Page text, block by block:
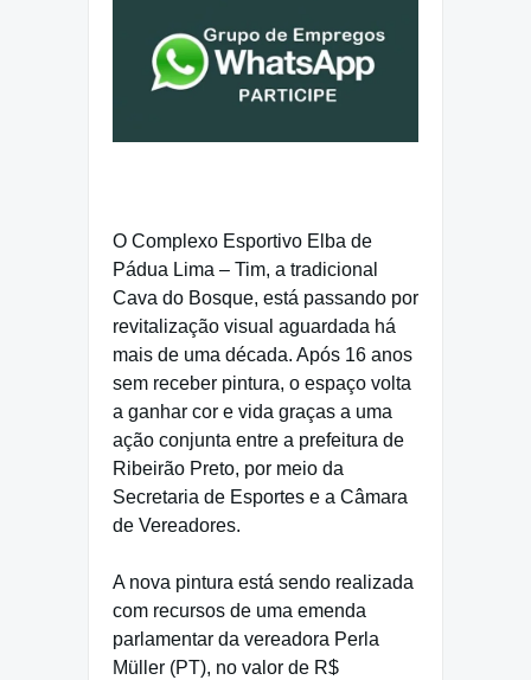
O Complexo Esportivo Elba de
Pádua Lima – Tim, a tradicional
Cava do Bosque, está passando por
revitalização visual aguardada há
mais de uma década. Após 16 anos
sem receber pintura, o espaço volta
a ganhar cor e vida graças a uma
ação conjunta entre a prefeitura de
Ribeirão Preto, por meio da
Secretaria de Esportes e a Câmara
de Vereadores.
A nova pintura está sendo realizada
com recursos de uma emenda
parlamentar da vereadora Perla
Müller (PT), no valor de R$